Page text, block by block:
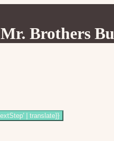
Mr. Brothers